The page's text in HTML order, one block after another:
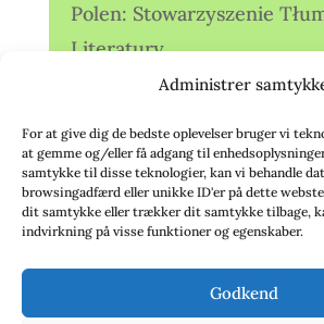
Administrer
For at give dig de bedste oplevelser bruger vi
at gemme og/eller få adgang til
samtykke til disse teknologier, kan vi behandle
browsingadfærd eller unikke ID'er på dette
dit samtykke eller trækker dit samtykke tilbage,
indvirkning på visse funktioner og egenskaber.
Godkend
Polen: Stowarzyszenie
Literatury
Storbritannien: Translators
Association (TA)
Sverige:
Sverige: Översättarcentrum
deutschsprachiger